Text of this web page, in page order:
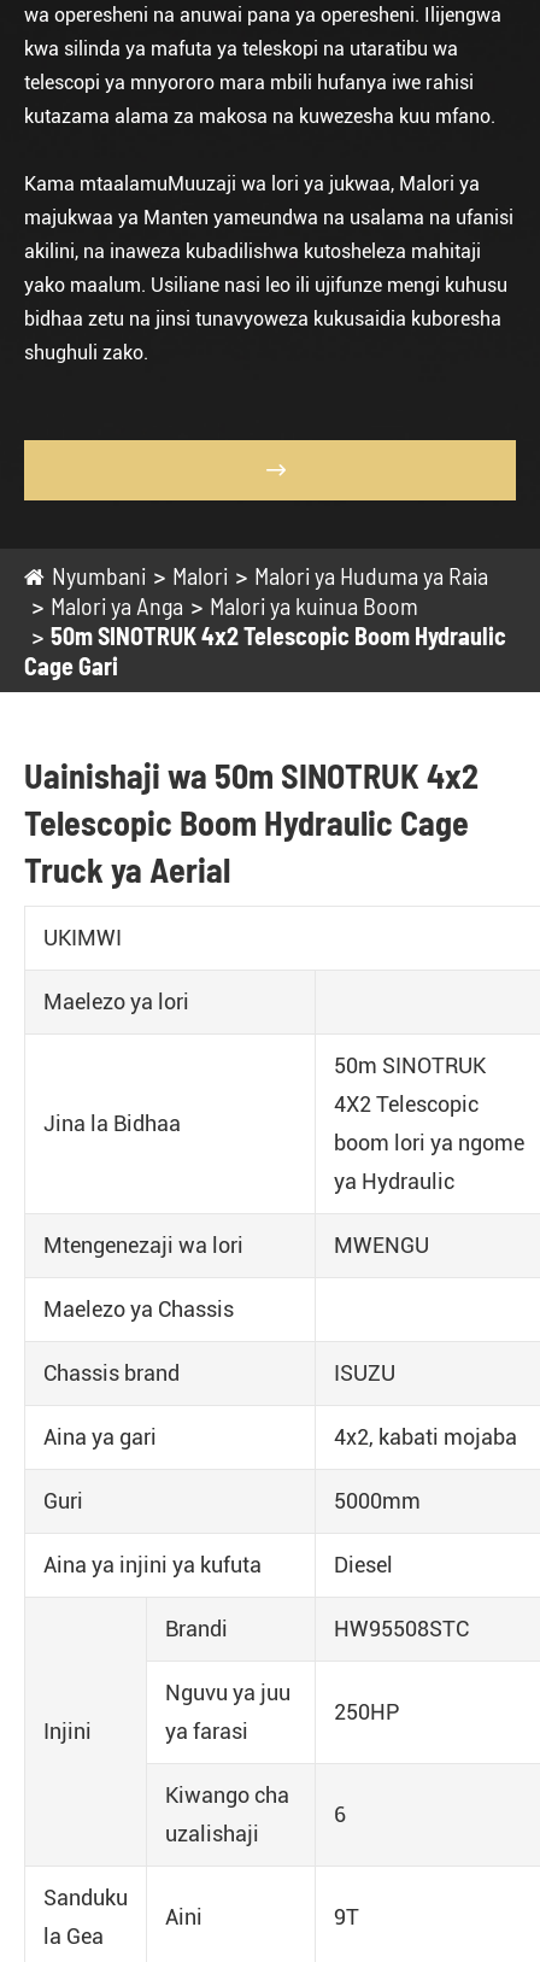
wa operesheni na anuwai pana ya operesheni. Ilijengwa
kwa silinda ya mafuta ya teleskopi na utaratibu wa
telescopi ya mnyororo mara mbili hufanya iwe rahisi
kutazama alama za makosa na kuwezesha kuu mfano.
Kama mtaalamuMuuzaji wa lori ya jukwaa, Malori ya
majukwaa ya Manten yameundwa na usalama na ufanisi
akilini, na inaweza kubadilishwa kutosheleza mahitaji
yako maalum. Usiliane nasi leo ili ujifunze mengi kuhusu
bidhaa zetu na jinsi tunavyoweza kukusaidia kuboresha
shughuli zako.

Nyumbani Malori
Malori ya Huduma ya Raia
Malori ya Anga
Malori ya kuinua Boom
50m SINOTRUK 4x2 Telescopic Boom Hydraulic
Cage Gari
Uainishaji wa 50m SINOTRUK 4x2
Telescopic Boom Hydraulic Cage
Truck ya Aerial
UKIMWI
Maelezo ya lori
Jina la Bidhaa
50m SINOTRUK
4X2 Telescopic
boom lori ya ngome
ya Hydraulic
Mtengenezaji wa lori MWENGU
Maelezo ya Chassis
Chassis brand ISUZU
Aina ya gari 4x2, kabati mojaba
Guri 5000mm
Aina ya injini ya kufuta Diesel
Injini
Brandi HW95508STC
Nguvu ya juu
ya farasi
250HP
Kiwango cha
uzalishaji
6
Sanduku
la Gea
Aini 9T